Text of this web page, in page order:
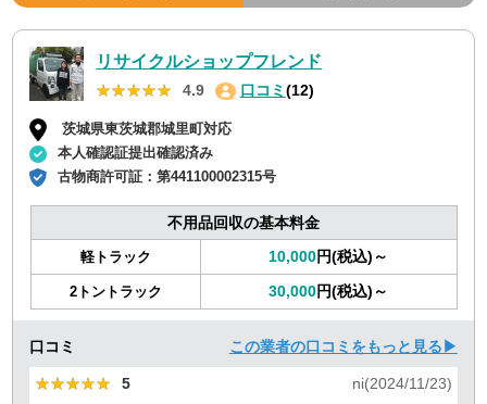
リサイクルショップフレンド
★★★★★
★★★★★ 4.9 口コミ (12)
茨城県東茨城郡城里町対応
本人確認証提出確認済み
古物商許可証：第441100002315号
不用品回収の基本料金
軽トラック 10,000円(税込)～
2トントラック 30,000円(税込)～
口コミ この業者の口コミをもっと見る▶
★★★★★
★★★★★ 5 ni(2024/11/23)